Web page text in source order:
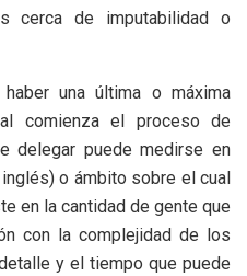
cerca de imputabilidad o
una última o máxima
comienza el proceso de
delegar puede medirse en
o ámbito sobre el cual
en la cantidad de gente que
con la complejidad de los
y el tiempo que puede